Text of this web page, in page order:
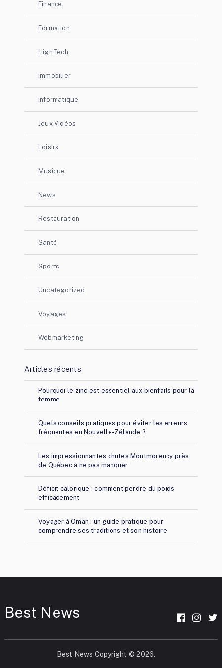
Finance
Formation
High Tech
Immobilier
Informatique
Jeux Vidéos
Loisirs
Musique
News
Restauration
Santé
Sports
Uncategorized
Voyages
Webmarketing
Articles récents
Pourquoi le zinc est essentiel aux bienfaits pour la
femme
Quels conseils pratiques pour éviter les erreurs
fréquentes en Nouvelle-Zélande ?
Les impressionnantes chutes Montmorency près
de Québec à ne pas manquer
Déficit calorique : comment perdre du poids
efficacement
Voyager à Oman : un guide pratique pour
comprendre ses traditions et son histoire
Best News
Best News Copyright © 2026.